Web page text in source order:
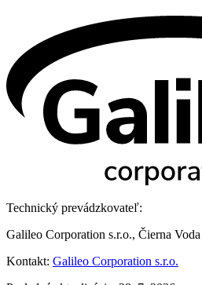
Technický prevádzkovateľ:
Galileo Corporation s.r.o., Čierna
Kontakt: Galileo Corporation s.r.o.